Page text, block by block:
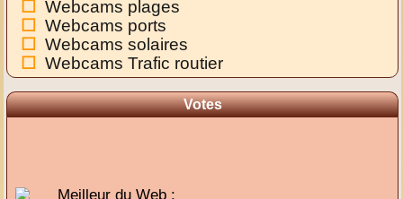
Webcams plages
Webcams ports
Webcams solaires
Webcams Trafic routier
Votes